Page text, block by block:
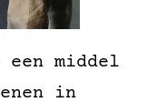
middel
in